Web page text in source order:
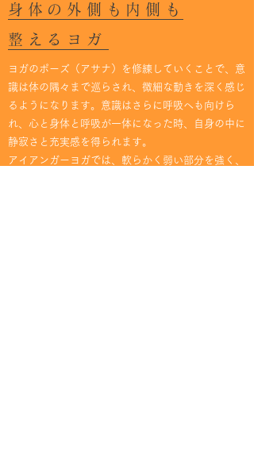
身体の外側も内側も
整えるヨガ
ヨガのポーズ（アサナ）を修練していくことで、意
識は体の隅々まで巡らされ、微細な動きを深く感じ
るようになります。意識はさらに呼吸へも向けら
れ、心と身体と呼吸が一体になった時、自身の中に
静寂さと充実感を得られます。
アイアンガーヨガでは、軟らかく弱い部分を強く、